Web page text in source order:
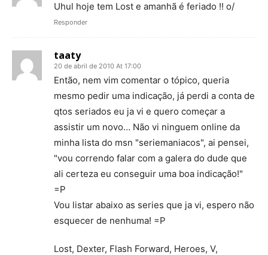
Uhul hoje tem Lost e amanhã é feriado !! o/
Responder
taaty
20 de abril de 2010 At 17:00
Então, nem vim comentar o tópico, queria
mesmo pedir uma indicação, já perdi a conta de
qtos seriados eu ja vi e quero começar a
assistir um novo… Não vi ninguem online da
minha lista do msn "seriemaniacos", ai pensei,
"vou correndo falar com a galera do dude que
ali certeza eu conseguir uma boa indicação!"
=P
Vou listar abaixo as series que ja vi, espero não
esquecer de nenhuma! =P
Lost, Dexter, Flash Forward, Heroes, V,